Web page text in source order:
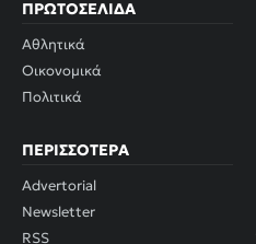
ΠΡΩΤΟΣΈΛΙΔΑ
Αθλητικά
Οικονομικά
Πολιτικά
ΠΕΡΙΣΣΌΤΕΡΑ
Advertorial
Newsletter
RSS